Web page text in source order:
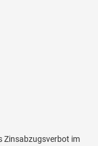
Zinsabzugsverbot im